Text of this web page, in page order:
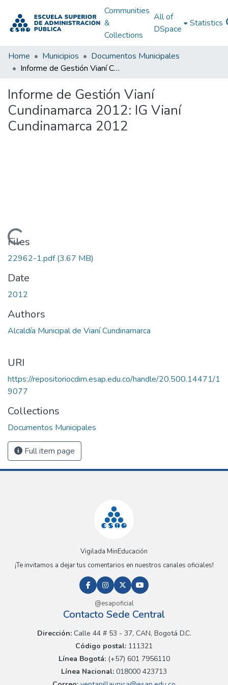
Communities
&
Collections
All of
DSpace
Statistics
Home Municipios
Documentos Municipales
Informe de Gestión Vianí Cundinamarca 2012: IG Vianí Cundinamarca 2012
Informe de Gestión Vianí
Cundinamarca 2012: IG Vianí
Cundinamarca 2012
Loading...
Files
22962-1.pdf(3.67 MB)
Date
2012
Authors
Alcaldía Municipal de Vianí Cundinamarca
URI
https://repositoriocdim.esap.edu.co/handle/20.500.14471/1
9077
Collections
Documentos Municipales
Full item page
Vigilada MinEducación
¡Te invitamos a dejar tus comentarios en nuestros canales oficiales!
@esapoficial
Contacto Sede Central
Dirección:Calle 44 # 53 - 37, CAN, Bogotá D.C.
Código postal: 111321
Línea Bogotá:(+57) 601 7956110
Línea Nacional: 018000 423713